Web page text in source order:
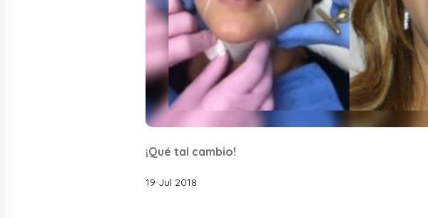
¡Qué tal cambio!
19 Jul 2018